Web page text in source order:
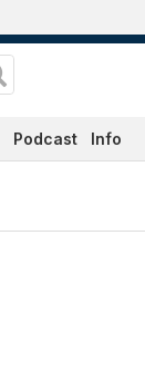
Podcast Info